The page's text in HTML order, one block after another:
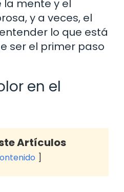
la mente y el
y a veces, el
lo que está
ser el primer paso
en el
Artículos